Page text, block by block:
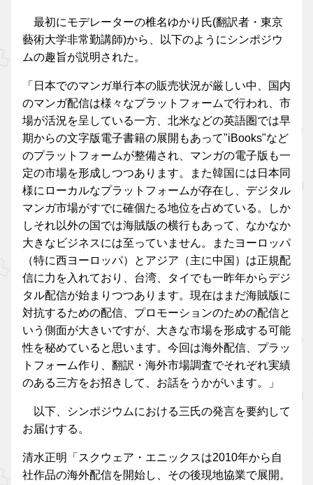
最初にモデレーターの椎名ゆかり氏(翻訳者・東京
藝術大学非常勤講師)から、以下のようにシンポジウ
ムの趣旨が説明された。
「日本でのマンガ単行本の販売状況が厳しい中、国内
のマンガ配信は様々なプラットフォームで行われ、市
場が活況を呈している一方、北米などの英語圏では早
期からの文字版電子書籍の展開もあって"iBooks"など
のプラットフォームが整備され、マンガの電子版も一
定の市場を形成しつつあります。また韓国には日本同
様にローカルなプラットフォームが存在し、デジタル
マンガ市場がすでに確個たる地位を占めている。しか
しそれ以外の国では海賊版の横行もあって、なかなか
大きなビジネスには至っていません。またヨーロッパ
（特に西ヨーロッパ）とアジア（主に中国）は正規配
信に力を入れており、台湾、タイでも一昨年からデジ
タル配信が始まりつつあります。現在はまだ海賊版に
対抗するための配信、プロモーションのための配信と
いう側面が大きいですが、大きな市場を形成する可能
性を秘めていると思います。今回は海外配信、プラッ
トフォーム作り、翻訳・海外市場調査でそれぞれ実績
のある三方をお招きして、お話をうかがいます。」
以下、シンポジウムにおける三氏の発言を要約して
お届けする。
清水正明「スクウェア・エニックスは2010年から自
社作品の海外配信を開始し、その後現地協業で展開。